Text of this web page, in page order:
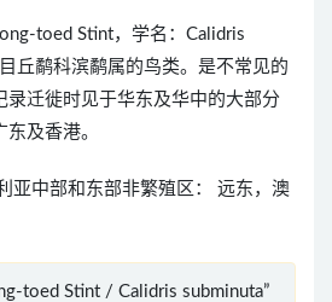
toed Stint，学名：Calidris
丘鹬科滨鹬属的鸟类。是不常见的
录迁徙时见于华东及华中的大部分
及香港。
亚中部和东部非繁殖区： 远东，澳
toed Stint / Calidris subminuta”